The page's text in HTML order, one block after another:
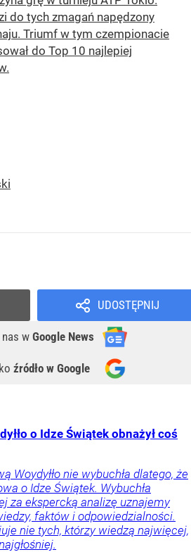
do tych zmagań napędzony
Triumf w tym czempionacie
do Top 10 najlepiej
UDOSTĘPNIJ
w Google News
źródło w Google
o Idze Świątek obnażył coś
Woydyłło nie wybuchła dlatego, że
o Idze Świątek. Wybuchła
za ekspercką analizę uznajemy
faktów i odpowiedzialności.
nie tych, którzy wiedzą najwięcej,